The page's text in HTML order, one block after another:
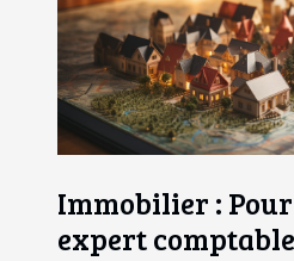
Immobilier :
expert